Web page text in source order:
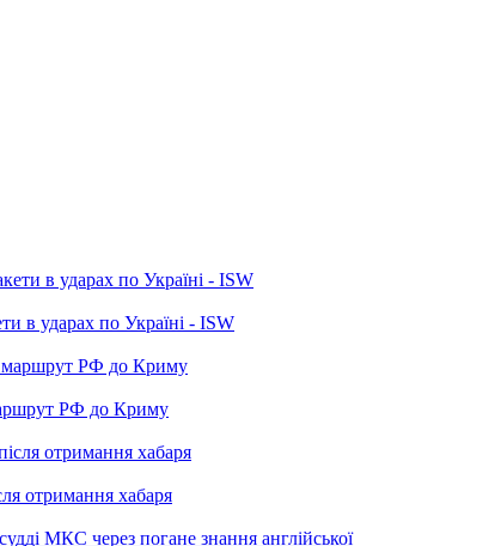
в ударах по Україні - ISW
РФ до Криму
отримання хабаря